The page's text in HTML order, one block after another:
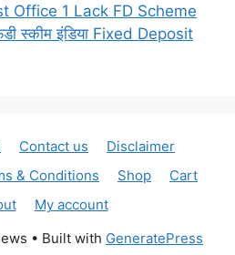
Office 1 Lack FD Scheme
स्कीम इंडिया Fixed Deposit
Contact us
Disclaimer
& Conditions Shop
Cart
My account
• Built with GeneratePress